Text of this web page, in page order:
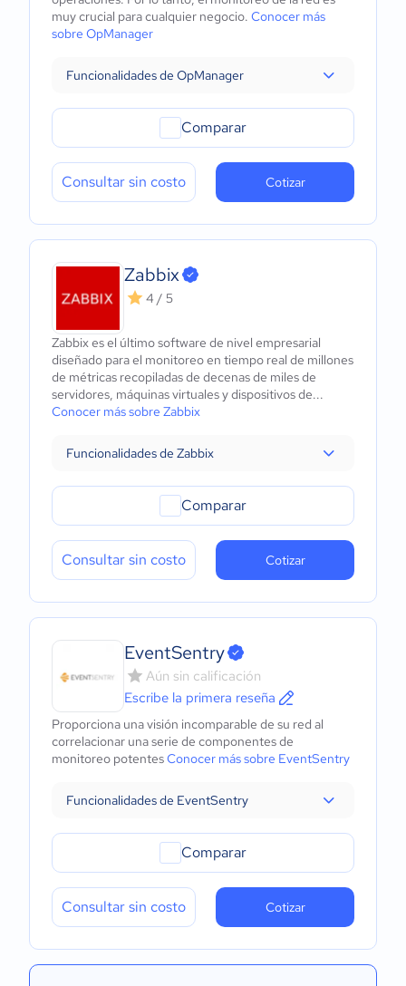
muy crucial para cualquier negocio. Conocer más
sobre OpManager
Funcionalidades de OpManager
Comparar
Consultar sin costo Cotizar
Zabbix
4 / 5
Zabbix es el último software de nivel empresarial
diseñado para el monitoreo en tiempo real de millones
de métricas recopiladas de decenas de miles de
servidores, máquinas virtuales y dispositivos de...
Conocer más sobre Zabbix
Funcionalidades de Zabbix
Comparar
Consultar sin costo Cotizar
EventSentry
Aún sin calificación
Escribe la primera reseña
Proporciona una visión incomparable de su red al
correlacionar una serie de componentes de
monitoreo potentesConocer más sobre EventSentry
Funcionalidades de EventSentry
Comparar
Consultar sin costo Cotizar